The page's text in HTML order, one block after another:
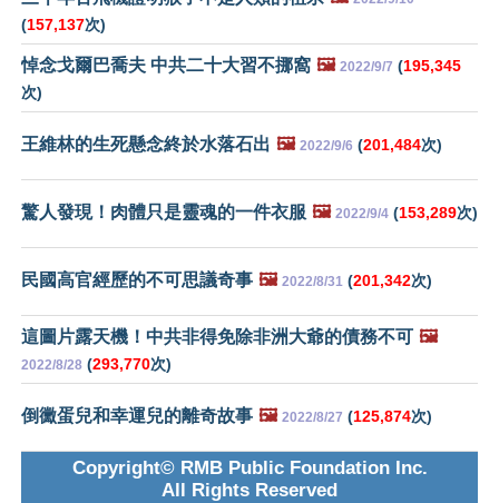
(157,137次)
悼念戈爾巴喬夫 中共二十大習不挪窩 🖼️ 2022/9/7 (195,345
次)
王維林的生死懸念終於水落石出 🖼️ 2022/9/6 (201,484次)
驚人發現！肉體只是靈魂的一件衣服 🖼️ 2022/9/4 (153,289次)
民國高官經歷的不可思議奇事 🖼️ 2022/8/31 (201,342次)
這圖片露天機！中共非得免除非洲大爺的債務不可 🖼️
2022/8/28 (293,770次)
倒黴蛋兒和幸運兒的離奇故事 🖼️ 2022/8/27 (125,874次)
Copyright© RMB Public Foundation Inc.
All Rights Reserved